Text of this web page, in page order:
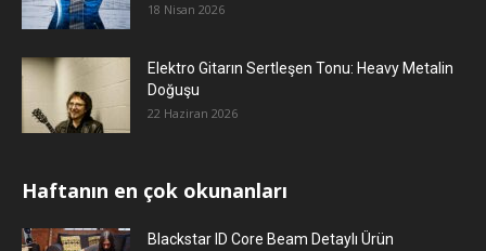
18 Nisan 2026
Elektro Gitarın Sertleşen Tonu: Heavy Metalin
Doğuşu
22 Haziran 2026
Haftanın en çok okunanları
Blackstar ID Core Beam Detaylı Ürün